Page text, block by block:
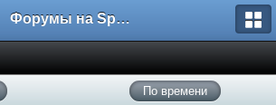
Форумы на Sportbox.ru
По времени